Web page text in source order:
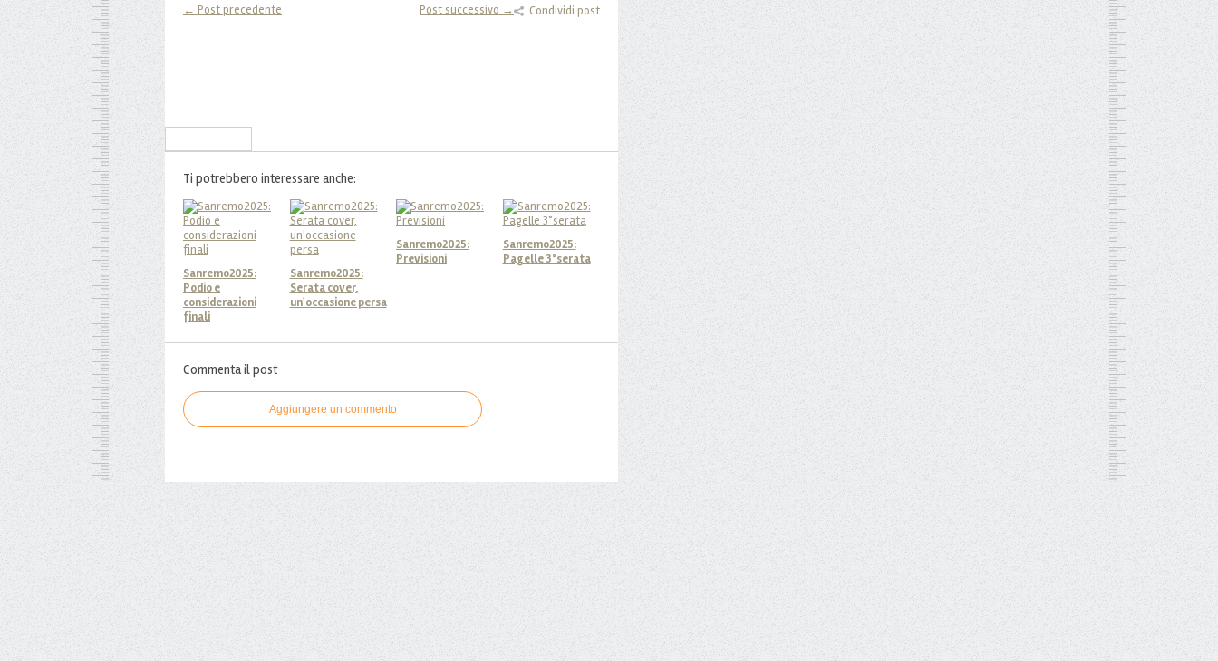
Condividi post
← Post precedente Post successivo →
Ti potrebbero interessare anche:
Sanremo2025:
Podio e
considerazioni
finali
Sanremo2025:
Serata cover,
un'occasione persa
Sanremo2025:
Previsioni
Sanremo2025:
Pagelle 3°serata
Commenta il post
Aggiungere un commento